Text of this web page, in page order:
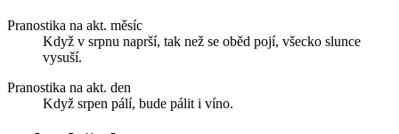
Pranostika na akt. měsíc
Když v srpnu naprší, tak než se oběd pojí, všecko slunce
vysuší.
Pranostika na akt. den
Když srpen pálí, bude pálit i víno.